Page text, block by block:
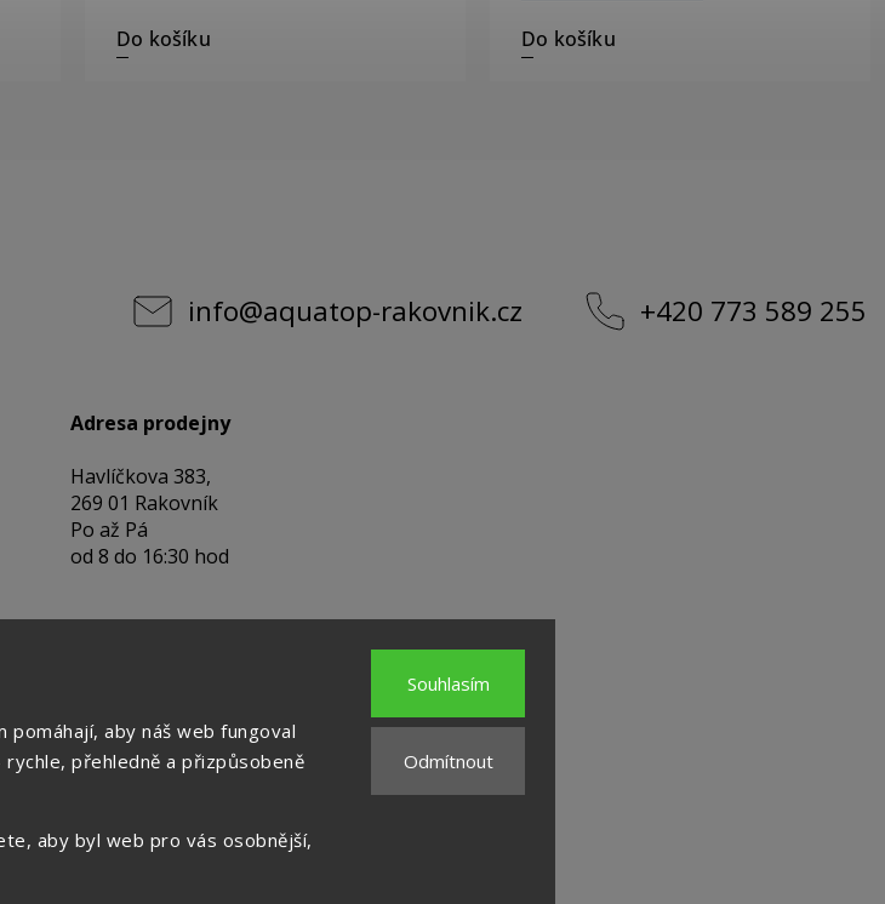
pomáhají, aby náš web fungoval
přehledně a přizpůsobeně
aby byl web pro vás osobnější,
Odmítnout
Souhlasím
Do košíku Do košíku
info@aquatop-rakovnik.cz +420 773 589 255
Adresa prodejny
Havlíčkova 383,
269 01 Rakovník
Po až Pá
od 8 do 16:30 hod